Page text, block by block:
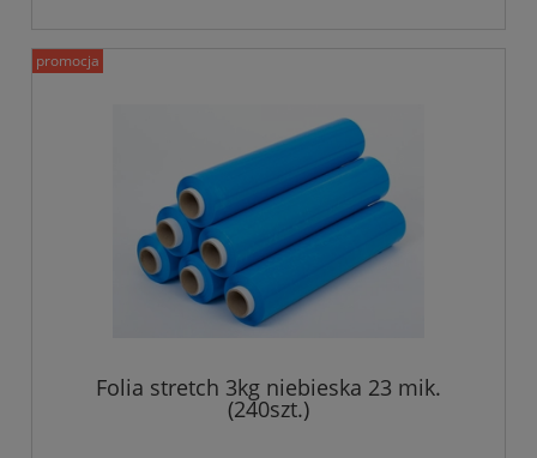
Folia stretch 3kg niebieska 23 mik.
(240szt.)
promocja